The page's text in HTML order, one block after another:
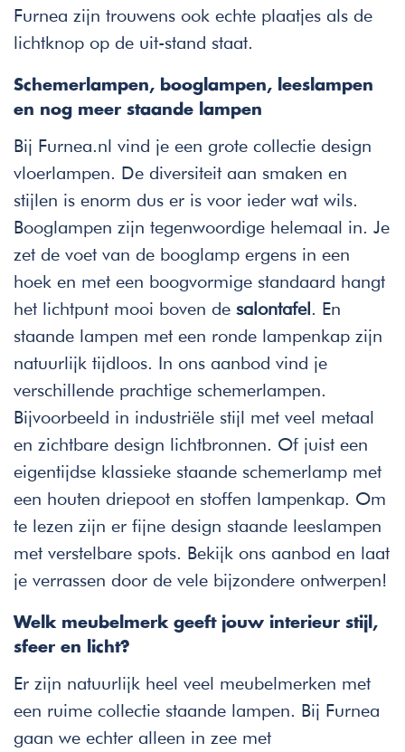
Furnea zijn trouwens ook echte plaatjes als de
lichtknop op de uit-stand staat.
Schemerlampen, booglampen, leeslampen
en nog meer staande lampen
Bij Furnea.nl vind je een grote collectie design
vloerlampen. De diversiteit aan smaken en
stijlen is enorm dus er is voor ieder wat wils.
Booglampen zijn tegenwoordige helemaal in. Je
zet de voet van de booglamp ergens in een
hoek en met een boogvormige standaard hangt
het lichtpunt mooi boven de salontafel. En
staande lampen met een ronde lampenkap zijn
natuurlijk tijdloos. In ons aanbod vind je
verschillende prachtige schemerlampen.
Bijvoorbeeld in industriële stijl met veel metaal
en zichtbare design lichtbronnen. Of juist een
eigentijdse klassieke staande schemerlamp met
een houten driepoot en stoffen lampenkap. Om
te lezen zijn er fijne design staande leeslampen
met verstelbare spots. Bekijk ons aanbod en laat
je verrassen door de vele bijzondere ontwerpen!
Welk meubelmerk geeft jouw interieur stijl,
sfeer en licht?
Er zijn natuurlijk heel veel meubelmerken met
een ruime collectie staande lampen. Bij Furnea
gaan we echter alleen in zee met